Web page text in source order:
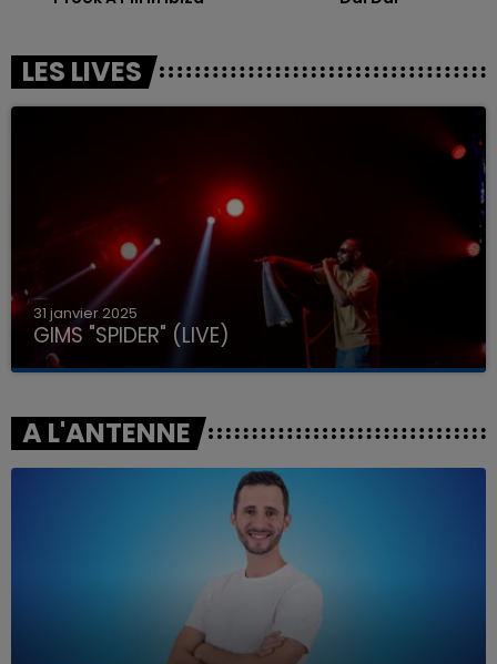
LES LIVES
31 janvier 2025
GIMS "SPIDER" (LIVE)
A L'ANTENNE